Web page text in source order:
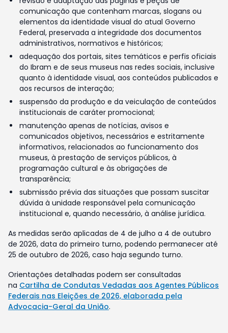
comunicação que contenham marcas, slogans ou
elementos da identidade visual do atual Governo
Federal, preservada a integridade dos documentos
administrativos, normativos e históricos;
adequação dos portais, sites temáticos e perfis oficiais
do Ibram e de seus museus nas redes sociais, inclusive
quanto à identidade visual, aos conteúdos publicados e
aos recursos de interação;
suspensão da produção e da veiculação de conteúdos
institucionais de caráter promocional;
manutenção apenas de notícias, avisos e
comunicados objetivos, necessários e estritamente
informativos, relacionados ao funcionamento dos
museus, à prestação de serviços públicos, à
programação cultural e às obrigações de
transparência;
submissão prévia das situações que possam suscitar
dúvida à unidade responsável pela comunicação
institucional e, quando necessário, à análise jurídica.
As medidas serão aplicadas de 4 de julho a 4 de outubro
de 2026, data do primeiro turno, podendo permanecer até
25 de outubro de 2026, caso haja segundo turno.
Orientações detalhadas podem ser consultadas
na Cartilha de Condutas Vedadas aos Agentes Públicos
Federais nas Eleições de 2026, elaborada pela
Advocacia-Geral da União.